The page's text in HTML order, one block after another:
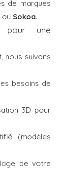
de marques
ou Sokoa.
pour une
nous suivons
besoins de
3D pour
(modèles
de votre